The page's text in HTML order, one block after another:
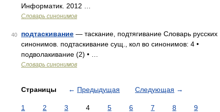
Информатик. 2012 …
Словарь синонимов
40 подтаскивание — таскание, подтягивание Словарь русских
синонимов. подтаскивание сущ., кол во синонимов: 4 •
подволакивание (2) • …
Словарь синонимов
Страницы ← Предыдущая Следующая →
1 2 3 4 5 6 7 8
9